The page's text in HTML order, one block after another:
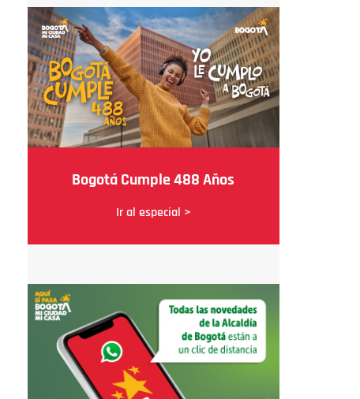
Bogotá Cumple 488 Años
Ir al especial >